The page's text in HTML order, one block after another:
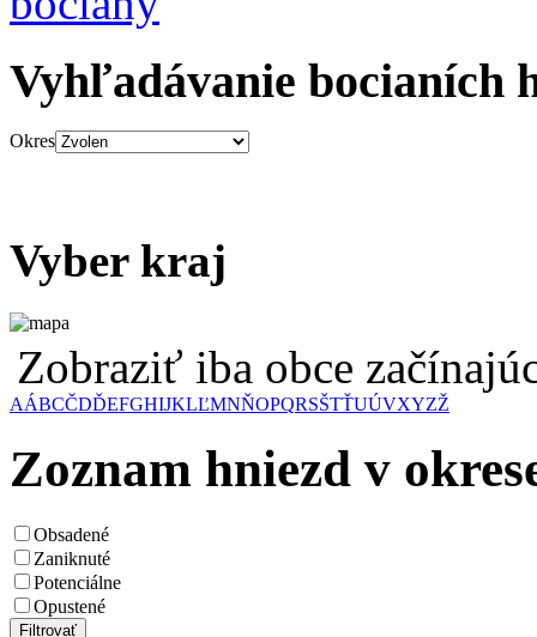
Vyhľadávanie bocianích
Okres
Vyber kraj
Zobraziť iba obce
AÁBCČDĎEFGHIJKLĽMNŇOPQRSŠTŤUÚVXYZŽ
Zoznam hniezd v
Obsadené
Zaniknuté
Potenciálne
Opustené